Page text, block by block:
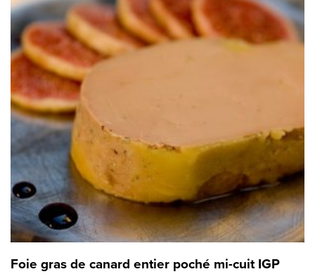
Foie gras de canard entier poché mi-cuit IGP